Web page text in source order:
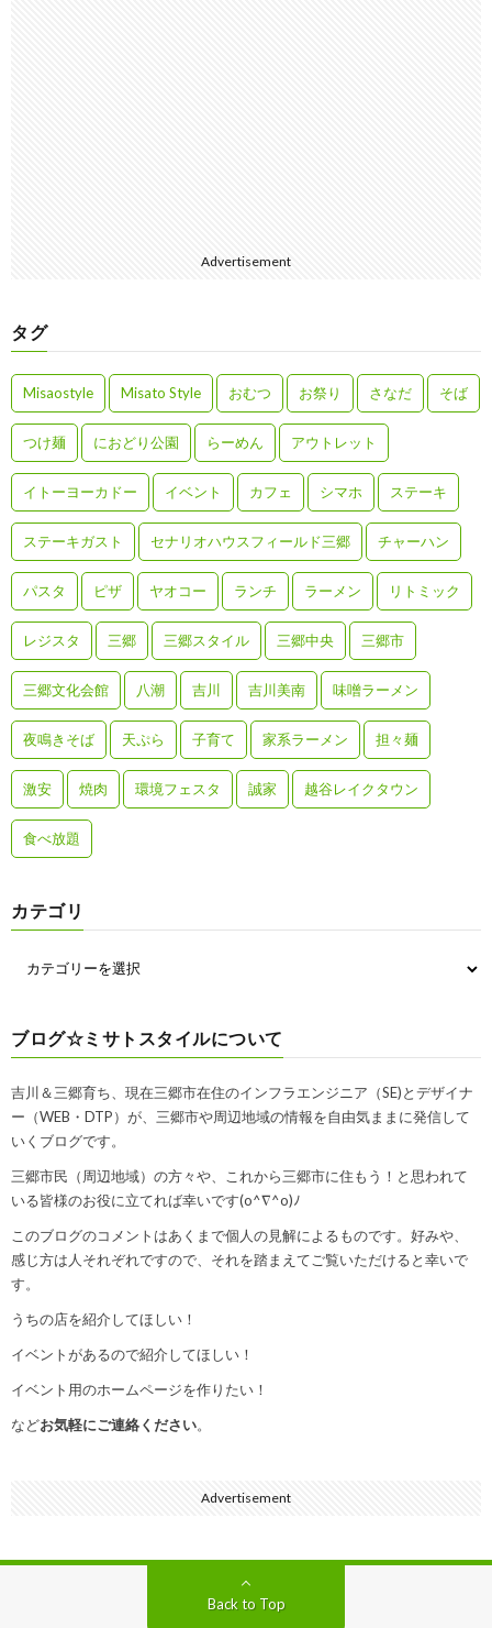
Advertisement
タグ
Misaostyle Misato Style おむつ お祭り さなだ そば
つけ麺 におどり公園 らーめん アウトレット
イトーヨーカドー イベント カフェ シマホ ステーキ
ステーキガスト セナリオハウスフィールド三郷 チャーハン
パスタ ピザ ヤオコー ランチ ラーメン リトミック
レジスタ 三郷 三郷スタイル 三郷中央 三郷市
三郷文化会館 八潮 吉川 吉川美南 味噌ラーメン
夜鳴きそば 天ぷら 子育て 家系ラーメン 担々麺
激安 焼肉 環境フェスタ 誠家 越谷レイクタウン
食べ放題
カテゴリ
ブログ☆ミサトスタイルについて
吉川＆三郷育ち、現在三郷市在住のインフラエンジニア（SE)とデザイナ
ー（WEB・DTP）が、三郷市や周辺地域の情報を自由気ままに発信して
いくブログです。
三郷市民（周辺地域）の方々や、これから三郷市に住もう！と思われて
いる皆様のお役に立てれば幸いです(o^∇^o)ﾉ
このブログのコメントはあくまで個人の見解によるものです。好みや、
感じ方は人それぞれですので、それを踏まえてご覧いただけると幸いで
す。
うちの店を紹介してほしい！
イベントがあるので紹介してほしい！
イベント用のホームページを作りたい！
などお気軽にご連絡ください。
Advertisement
Back to Top